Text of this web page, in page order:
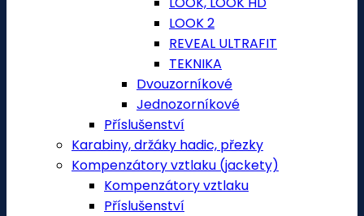
LOOK 2
REVEAL ULTRAFIT
TEKNIKA
Dvouzorníkové
Jednozorníkové
Příslušenství
Karabiny, držáky hadic, přezky
Kompenzátory vztlaku (jackety)
Kompenzátory vztlaku
Příslušenství